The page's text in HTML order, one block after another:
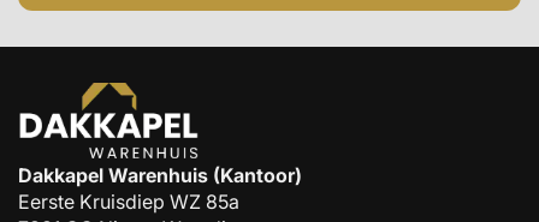
Dakkapel Warenhuis (Kantoor)
Eerste Kruisdiep WZ 85a